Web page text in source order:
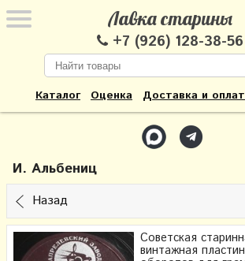
Лавка старины
+7 (926) 128-38-56
Каталог Оценка Доставка и
И. Альбениц
Назад
Советская
винтажная